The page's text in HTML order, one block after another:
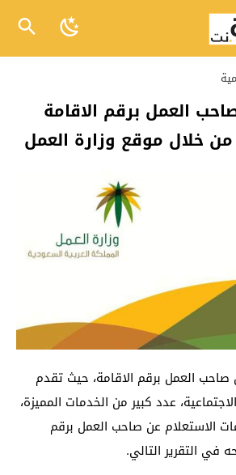
العمل برقم الاقامة
خلال موقع وزارة العمل
صاحب العمل برقم الاقامة، حيث تقدم
عدد كبير من الخدمات المميزة،
الاستعلام عن صاحب العمل برقم
في التقرير التالي.